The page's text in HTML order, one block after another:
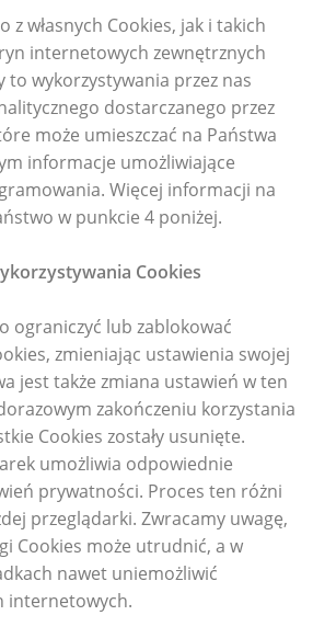
z własnych Cookies, jak i takich
internetowych zewnętrznych
to wykorzystywania przez nas
dostarczanego przez
może umieszczać na Państwa
informacje umożliwiające
Więcej informacji na
w punkcie 4 poniżej.
Cookies
ograniczyć lub zablokować
zmieniając ustawienia swojej
jest także zmiana ustawień w ten
zakończeniu korzystania
Cookies zostały usunięte.
umożliwia odpowiednie
prywatności. Proces ten różni
przeglądarki. Zwracamy uwagę,
Cookies może utrudnić, a w
nawet uniemożliwić
internetowych.